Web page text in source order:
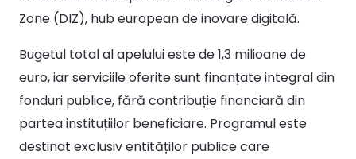
Zone (DIZ), hub european de inovare digitală.
Bugetul total al apelului este de 1,3 milioane de
euro, iar serviciile oferite sunt finanțate integral din
fonduri publice, fără contribuție financiară din
partea instituțiilor beneficiare. Programul este
destinat exclusiv entităților publice care